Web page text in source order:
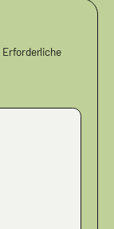
Erforderliche